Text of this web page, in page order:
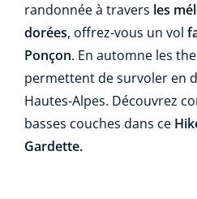
randonnée à travers les
dorées, offrez-vous un vol
Ponçon. En automne les
permettent de survoler en
Hautes-Alpes. Découvrez
basses couches dans ce
Gardette.